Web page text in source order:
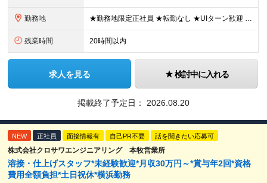
勤務地 ★勤務地限定正社員 ★転勤なし ★UIターン歓迎 ★マイカー通勤OK 【袋井営業所】 静岡県袋井市山科3088-2
残業時間 20時間以内
求人を見る 検討中に入れる
掲載終了予定日： 2026.08.20
NEW 正社員 面接情報有 自己PR不要 話を聞きたい応募可
株式会社クロサワエンジニアリング 本牧営業所
溶接・仕上げスタッフ*未経験歓迎*月収30万円～*賞与年2回*資格
費用全額負担*土日祝休*横浜勤務